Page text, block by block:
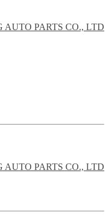
PARTS CO., LTD
PARTS CO., LTD